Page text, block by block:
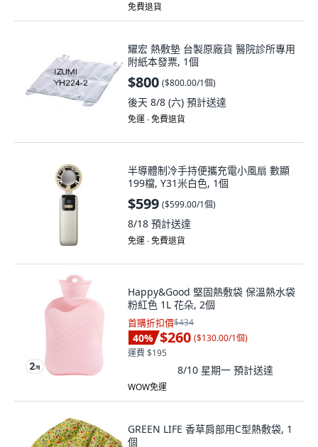
免費退貨
耀宏 熱敷墊 台製原廠貨 醫院診所專用
附紙本發票, 1個
$800 ($800.00/1個)
後天 8/8 (六) 預計送達
免運 ∙ 免費退貨
半導體制冷手持便攜充電小風扇 數顯
199檔, Y31米白色, 1個
$599 ($599.00/1個)
8/18 預計送達
免運 ∙ 免費退貨
Happy&Good 堅固熱敷袋 保溫熱水袋
粉紅色 1L 花朵, 2個
首購折扣價$434
40% $260 ($130.00/1個)
運費 $195
8/10 星期一 預計送達
WOW免運
GREEN LIFE 香草肩部用C型熱敷袋, 1
個